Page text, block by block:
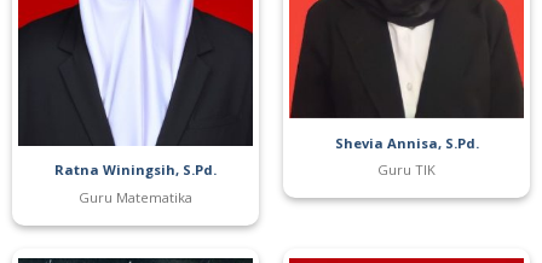
Ratna Winingsih, S.Pd.
Guru Matematika
Shevia Annisa, S.Pd.
Guru TIK